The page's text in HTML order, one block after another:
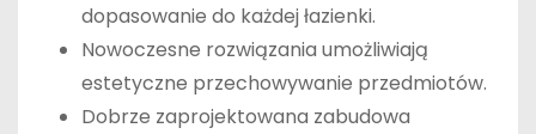
dopasowanie do każdej łazienki.
Nowoczesne rozwiązania umożliwiają
estetyczne przechowywanie przedmiotów.
Dobrze zaprojektowana zabudowa